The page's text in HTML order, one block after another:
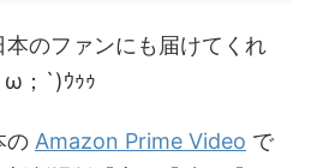
のファンにも届けてくれ
ω；`)ｳｩｩ
の Amazon Prime Video で